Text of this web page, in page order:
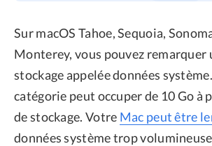
Sur macOS Tahoe, Sequoia,
Monterey, vous pouvez remarquer
stockage appelée données
catégorie peut occuper de 10 Go à
de stockage. Votre Mac peut être
données système trop